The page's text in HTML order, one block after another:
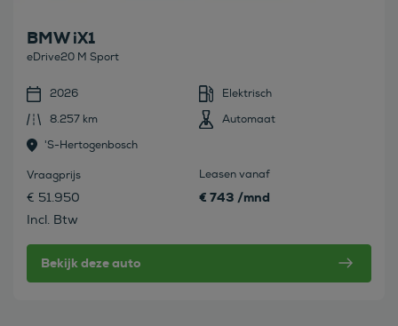
BMW iX1
eDrive20 M Sport
2026
Elektrisch
8.257 km
Automaat
's-Hertogenbosch
Vraagprijs
€ 51.950
Incl. Btw
Leasen vanaf
€ 743 /mnd
Bekijk deze auto